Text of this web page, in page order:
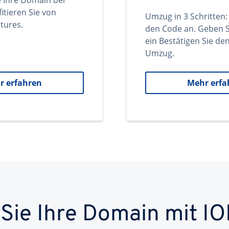
Sie von
erfahren
Umzug in 3
den Code an. Geben
ein Bestätigen Sie
Umzug.
Mehr
Ihre Domain mit